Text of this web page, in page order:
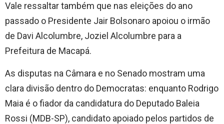
Vale ressaltar também que nas eleições do ano
passado o Presidente Jair Bolsonaro apoiou o irmão
de Davi Alcolumbre, Joziel Alcolumbre para a
Prefeitura de Macapá.
As disputas na Câmara e no Senado mostram uma
clara divisão dentro do Democratas: enquanto Rodrigo
Maia é o fiador da candidatura do Deputado Baleia
Rossi (MDB-SP), candidato apoiado pelos partidos de